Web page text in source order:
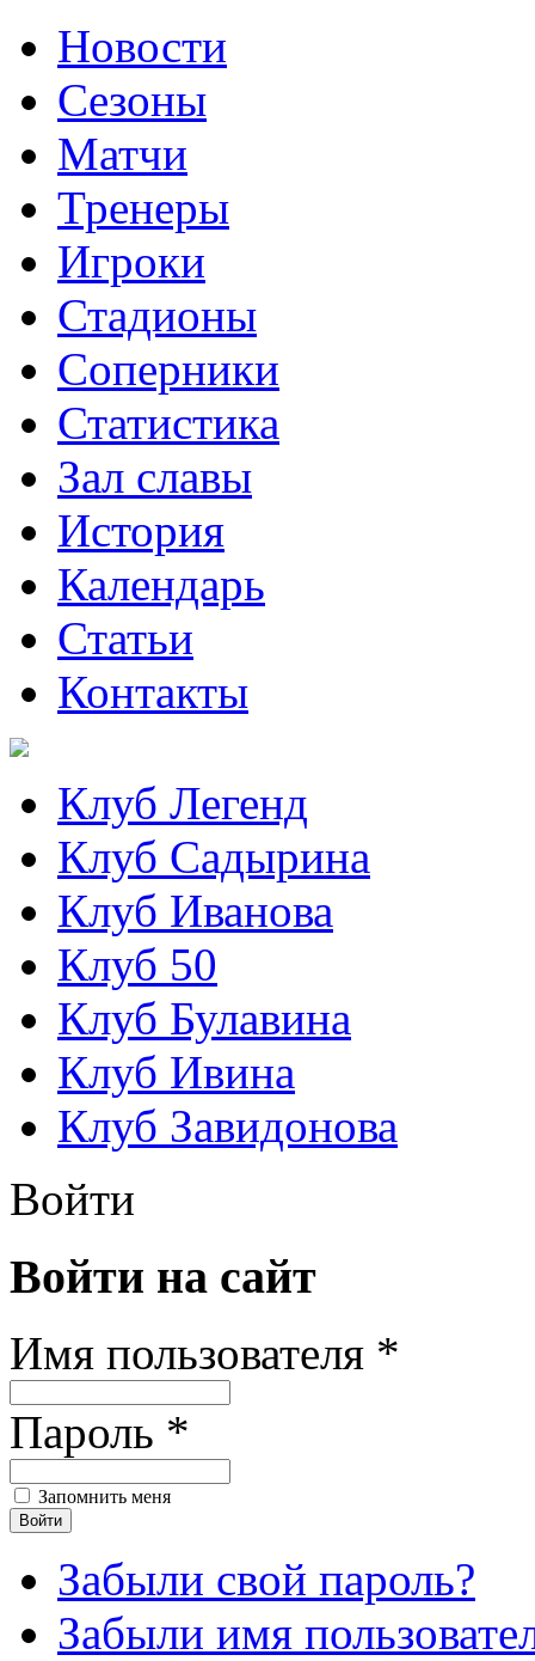
Новости
Сезоны
Матчи
Тренеры
Игроки
Стадионы
Соперники
Статистика
Зал славы
История
Календарь
Статьи
Контакты
Клуб Легенд
Клуб Садырина
Клуб Иванова
Клуб 50
Клуб Булавина
Клуб Ивина
Клуб Завидонова
Войти
Войти на сайт
Имя пользователя *
Пароль *
Запомнить меня
Забыли свой пароль?
Забыли имя